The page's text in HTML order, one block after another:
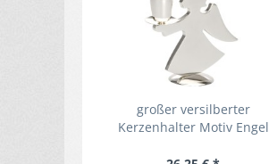
großer versilberter
Kerzenhalter Motiv Engel